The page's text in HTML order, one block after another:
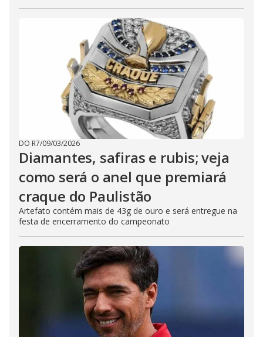
DO R7/09/03/2026
Diamantes, safiras e rubis; veja
como será o anel que premiará
craque do Paulistão
Artefato contém mais de 43g de ouro e será entregue na
festa de encerramento do campeonato